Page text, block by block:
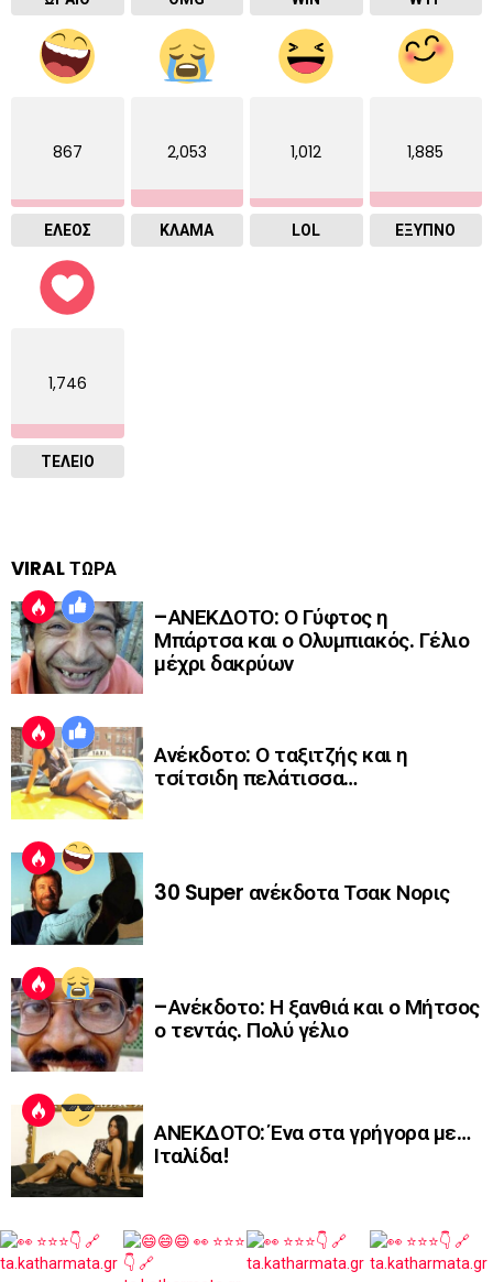
867
ΕΛΕΟΣ
2,053
ΚΛΑΜΑ
1,012
LOL
1,885
ΈΞΥΠΝΟ
1,746
ΤΕΛΕΙΟ
VIRAL ΤΩΡΑ
–ΑΝΕΚΔΟΤΟ: Ο Γύφτος η
Μπάρτσα και ο Ολυμπιακός. Γέλιο
μέχρι δακρύων
Ανέκδοτο: Ο ταξιτζής και η
τσίτσιδη πελάτισσα…
30 Super ανέκδοτα Τσακ Νορις
–Ανέκδοτο: Η ξανθιά και ο Μήτσος
ο τεντάς. Πολύ γέλιο
ΑΝΕΚΔΟΤΟ: Ένα στα γρήγορα με…
Ιταλίδα!